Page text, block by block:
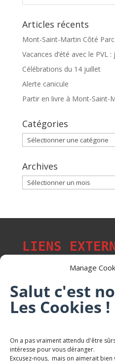
Manage
Salut c'est
Les Cookies !
On a pas vraiment attendu d'être
intéresse pour vous déranger.
Excusez-nous, mais on aimerait
Articles récents
Mont-Saint-Martin Côté
Vacances d’été avec le PVL :
Célébrations du 14 juillet
Alerte canicule
Partir en livre à Mont-Saint-
Catégories
Catégories
Archives
Archives
LIENS
Les p'tits citoyens de
Trail Saintmartinois Daniel
Karaté Mont Saint Martin